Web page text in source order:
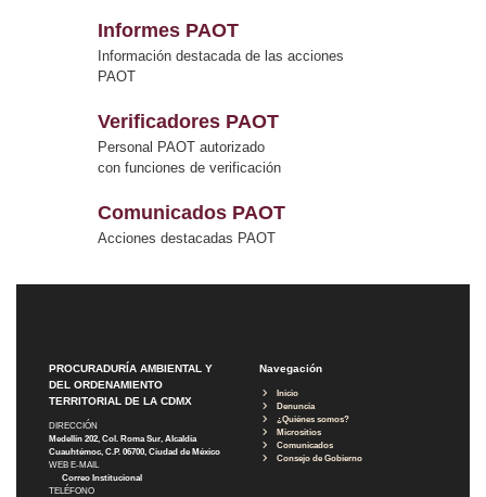
Informes PAOT
Información destacada de las acciones
PAOT
Verificadores PAOT
Personal PAOT autorizado
con funciones de verificación
Comunicados PAOT
Acciones destacadas PAOT
PROCURADURÍA AMBIENTAL Y
DEL ORDENAMIENTO
TERRITORIAL DE LA CDMX
DIRECCIÓN
Medellín 202, Col. Roma Sur, Alcaldía
Cuauhtémoc, C.P. 06700, Ciudad de México
WEB E-MAIL
Correo Institucional
TELÉFONO
Navegación
Inicio
Denuncia
¿Quiénes somos?
Micrositios
Comunicados
Consejo de Gobierno